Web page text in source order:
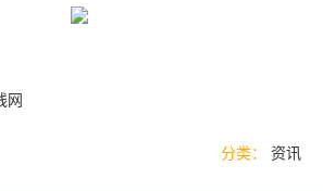
网
分类： 资讯